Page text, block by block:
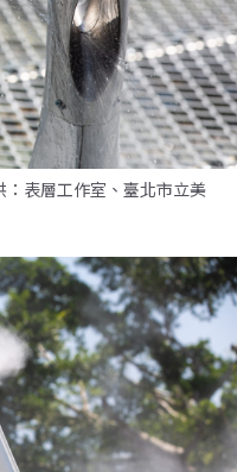
表層工作室、臺北市立美